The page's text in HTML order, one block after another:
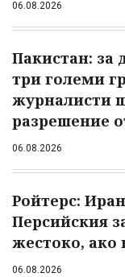
06.08.2026
Пакистан: за
три големи
журналисти
разрешение
06.08.2026
Ройтерс:
Персийския
жестоко, ако
06.08.2026